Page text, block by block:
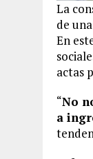
La
de
En
actas
“No
a